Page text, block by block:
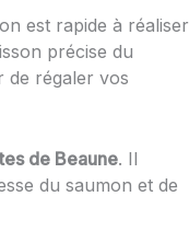
est rapide à réaliser
précise du
de régaler vos
de Beaune. Il
du saumon et de